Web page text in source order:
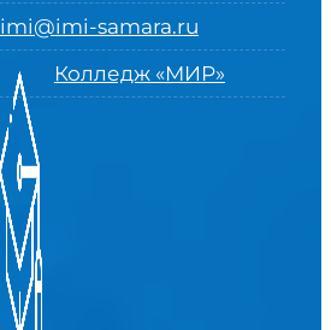
imi@imi-samara.ru
Колледж «МИР»